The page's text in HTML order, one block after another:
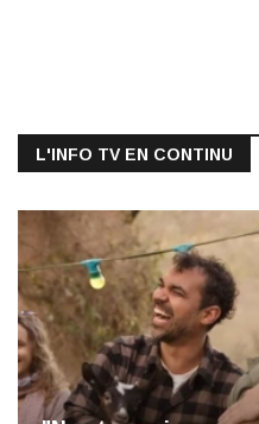
L'INFO TV EN CONTINU